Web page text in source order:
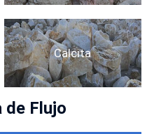
Calcita
de Flujo